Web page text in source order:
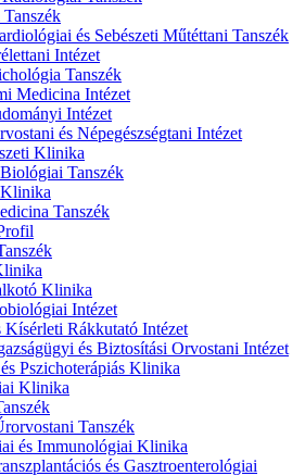
és Sebészeti Műtéttani Tanszék
Intézet
Tanszék
Medicina Intézet
Intézet
és Népegészségtani Intézet
Klinika
Tanszék
Tanszék
Klinika
Intézet
Kísérleti Rákkutató Intézet
és Biztosítási Orvostani Intézet
Pszichoterápiás Klinika
Klinika
Tanszék
és Immunológiai Klinika
és Gasztroenterológiai